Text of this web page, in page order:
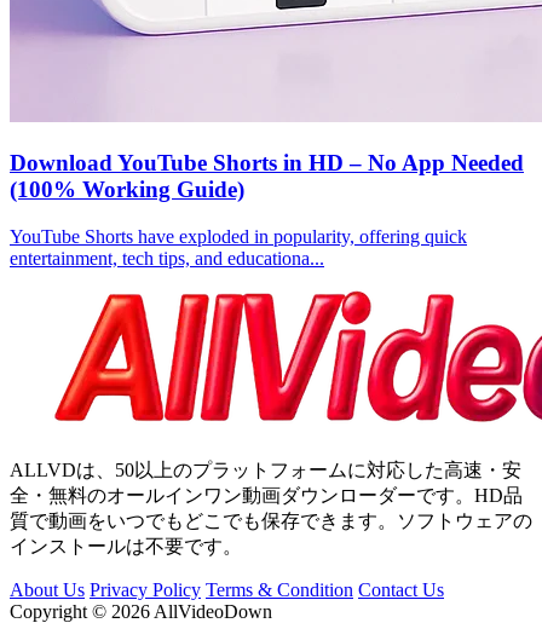
Download YouTube Shorts in HD – No App Needed
(100% Working Guide)
YouTube Shorts have exploded in popularity, offering quick
entertainment, tech tips, and educationa...
ALLVDは、50以上のプラットフォームに対応した高速・安
全・無料のオールインワン動画ダウンローダーです。HD品
質で動画をいつでもどこでも保存できます。ソフトウェアの
インストールは不要です。
About Us Privacy Policy Terms & Condition Contact Us
Copyright © 2026 AllVideoDown